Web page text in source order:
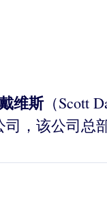
维斯（Scott
司，该公司